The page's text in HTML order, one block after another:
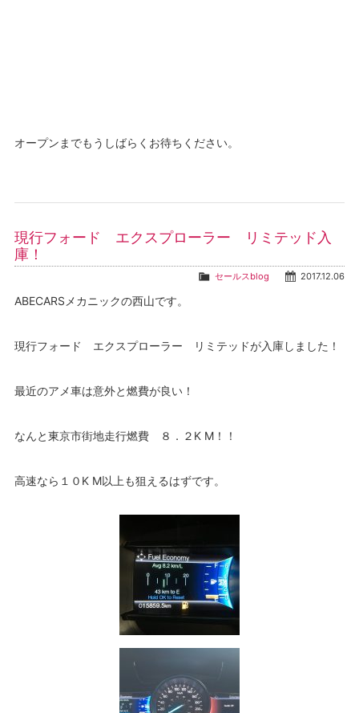
オープンまでもうしばらくお待ちください。
現行フォード エクスプローラー リミテッド入
庫！
2017.12.06
セールスblog
ABECARSメカニックの西山です。
現行フォード エクスプローラー リミテッドが入庫しました！
最近のアメ車は意外と燃費が良い！
なんと東京市街地走行燃費 ８．２K M！！
高速なら１０K M以上も狙えるはずです。